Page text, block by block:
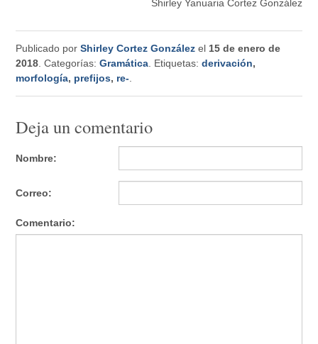
Shirley Yanuaria Cortez González
Publicado porShirley Cortez González el 15 de enero de
2018 . Categorías:Gramática . Etiquetas:derivación,
morfología, prefijos, re-
Deja un comentario
Nombre:
Correo:
Comentario: